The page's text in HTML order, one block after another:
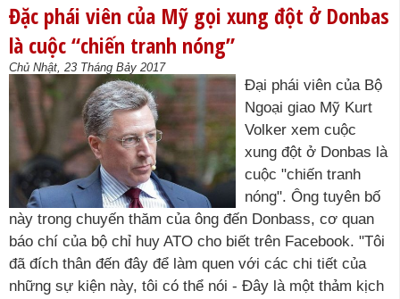
Đặc phái viên của Mỹ gọi xung đột ở Donbas
là cuộc “chiến tranh nóng”
Chủ Nhật, 23 Tháng Bảy 2017
Đại phái viên của Bộ
Ngoại giao Mỹ Kurt
Volker xem cuộc
xung đột ở Donbas là
cuộc "chiến tranh
nóng". Ông tuyên bố
này trong chuyến thăm của ông đến Donbass, cơ quan
báo chí của bộ chỉ huy ATO cho biết trên Facebook. "Tôi
đã đích thân đến đây để làm quen với các chi tiết của
những sự kiện này, tôi có thể nói - Đây là một thảm kịch